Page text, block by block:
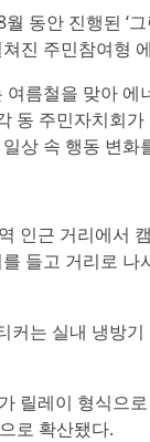
동안 진행된 ‘
진 주민참여형
름철을 맞아
동 주민자치회
상 속 행동 변화
인근 거리에서
들고 거리로 나
커는 실내 냉방
릴레이 형식으
로 확산됐다.